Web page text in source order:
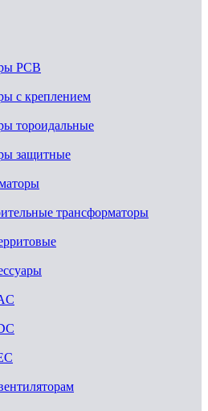
PCB
с креплением
тороидальные
защитные
трансформаторы